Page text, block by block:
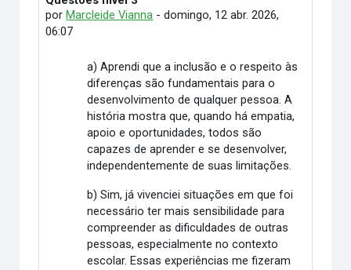
por Marcleide Vianna -domingo, 12 abr. 2026,
06:07
a) Aprendi que a inclusão e o respeito às
diferenças são fundamentais para o
desenvolvimento de qualquer pessoa. A
história mostra que, quando há empatia,
apoio e oportunidades, todos são
capazes de aprender e se desenvolver,
independentemente de suas limitações.
b) Sim, já vivenciei situações em que foi
necessário ter mais sensibilidade para
compreender as dificuldades de outras
pessoas, especialmente no contexto
escolar. Essas experiências me fizeram